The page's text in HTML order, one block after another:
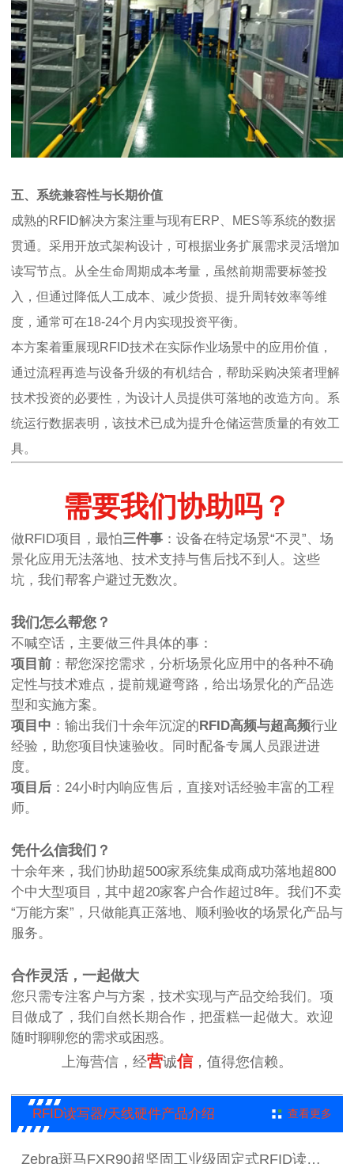
五、系统兼容性与长期价值
成熟的RFID解决方案注重与现有ERP、MES等系统的数据
贯通。采用开放式架构设计，可根据业务扩展需求灵活增加
读写节点。从全生命周期成本考量，虽然前期需要标签投
入，但通过降低人工成本、减少货损、提升周转效率等维
度，通常可在18-24个月内实现投资平衡。
本方案着重展现RFID技术在实际作业场景中的应用价值，
通过流程再造与设备升级的有机结合，帮助采购决策者理解
技术投资的必要性，为设计人员提供可落地的改造方向。系
统运行数据表明，该技术已成为提升仓储运营质量的有效工
具。
需要我们协助吗？
做RFID项目，最怕三件事 ：设备在特定场景“不灵”、场
景化应用无法落地、技术支持与售后找不到人。这些
坑，我们帮客户避过无数次。
我们怎么帮您？
不喊空话，主要做三件具体的事：
项目前 ：帮您深挖需求，分析场景化应用中的各种不确
定性与技术难点，提前规避弯路，给出场景化的产品选
型和实施方案。
项目中 ：输出我们十余年沉淀的RFID高频与超高频行业
经验，助您项目快速验收。同时配备专属人员跟进进
度。
项目后 ：24小时内响应售后，直接对话经验丰富的工程
师。
凭什么信我们？
十余年来，我们协助超500家系统集成商成功落地超800
个中大型项目，其中超20家客户合作超过8年。我们不卖
“万能方案”，只做能真正落地、顺利验收的场景化产品与
服务。
合作灵活，一起做大
您只需专注客户与方案，技术实现与产品交给我们。项
目做成了，我们自然长期合作，把蛋糕一起做大。欢迎
随时聊聊您的需求或困惑。
上海营信，经营诚信，值得您信赖。
RFID读写器/天线硬件产品介绍 查看更多
Zebra斑马FXR90超坚固工业级固定式RFID读写器